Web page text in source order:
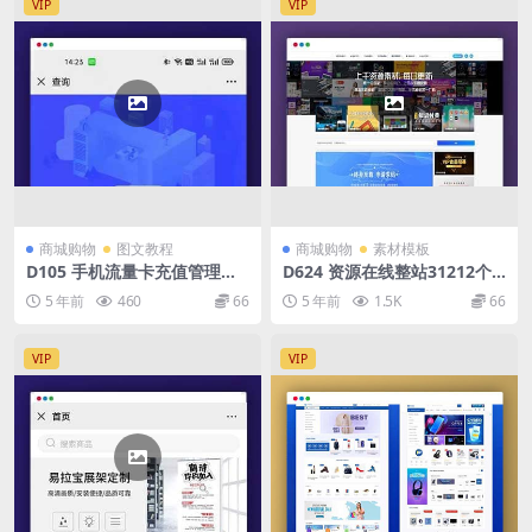
VIP
商城购物 图文教程
D105 手机流量卡充值管理系
统网站源码
5 年前 460 66
VIP
商城购物 素材模板
D624 资源在线整站31212个
源码打包完整运营版/带RiPRO
主题无需授权
5 年前 1.5K 66
VIP VIP